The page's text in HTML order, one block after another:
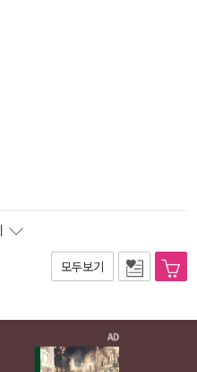
모두보기